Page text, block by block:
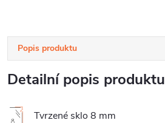
Popis produktu
Detailní popis produktu
Tvrzené sklo 8 mm